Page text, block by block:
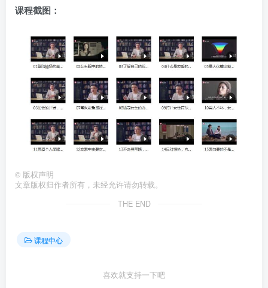
课程截图：
© 版权声明
文章版权归作者所有，未经允许请勿转载。
THE END
课程中心
喜欢就支持一下吧